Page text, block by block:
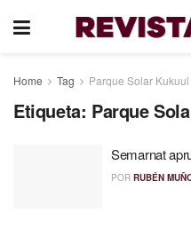
Home Tag Parque Solar Kukuul
Etiqueta: Parque
Semarnat
POR RUBÉN